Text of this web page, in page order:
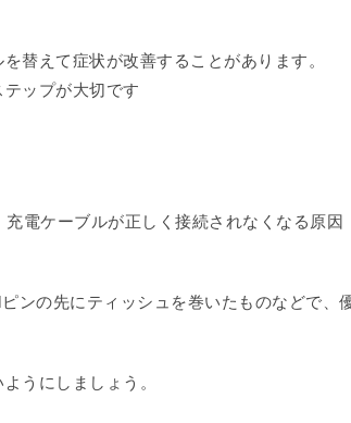
替えて症状が改善することがあります。
ップが大切です
電ケーブルが正しく接続されなくなる原因
ンの先にティッシュを巻いたものなどで、
うにしましょう。